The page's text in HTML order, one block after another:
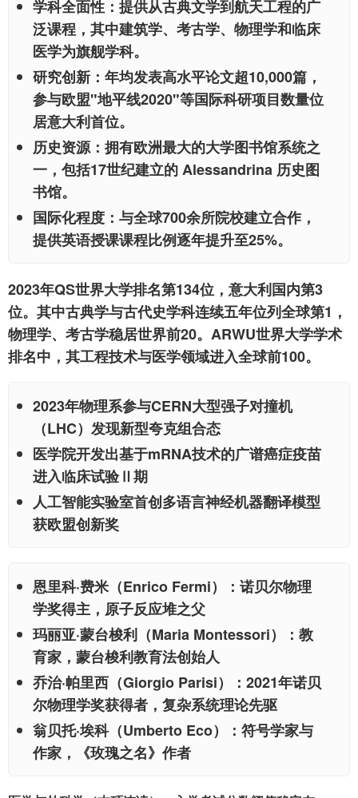
学科全面性 ：提供从古典文学到航天工程的广
泛课程，其中建筑学、考古学、物理学和临床
医学为旗舰学科。
研究创新 ：年均发表高水平论文超10,000篇，
参与欧盟"地平线2020"等国际科研项目数量位
居意大利首位。
历史资源：拥有欧洲最大的大学图书馆系统之
一，包括17世纪建立的 Alessandrina 历史图
书馆。
国际化程度 ：与全球700余所院校建立合作，
提供英语授课课程比例逐年提升至25%。
2023年QS世界大学排名第134位，意大利国内第3
位。其中古典学与古代史学科连续五年位列全球第1，
物理学、考古学稳居世界前20。ARWU世界大学学术
排名中，其工程技术与医学领域进入全球前100。
2023年物理系参与CERN大型强子对撞机
（LHC）发现新型夸克组合态
医学院开发出基于mRNA技术的广谱癌症疫苗
进入临床试验Ⅱ期
人工智能实验室首创多语言神经机器翻译模型
获欧盟创新奖
恩里科·费米（Enrico Fermi）：诺贝尔物理
学奖得主，原子反应堆之父
玛丽亚·蒙台梭利 （Maria Montessori）：教
育家，蒙台梭利教育法创始人
乔治·帕里西 （Giorgio Parisi）：2021年诺贝
尔物理学奖获得者，复杂系统理论先驱
翁贝托·埃科（Umberto Eco）：符号学家与
作家，《玫瑰之名》作者